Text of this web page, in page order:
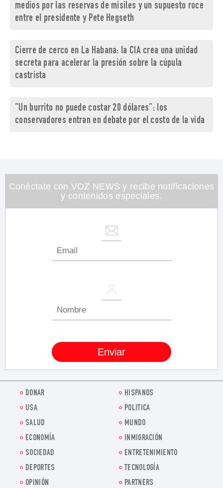
medios por las reservas de misiles y un supuesto roce
entre el presidente y Pete Hegseth
Cierre de cerco en La Habana: la CIA crea una unidad
secreta para acelerar la presión sobre la cúpula
castrista
“Un burrito no puede costar 20 dólares”: los
conservadores entran en debate por el costo de la vida
Conéctate con VOZ NEWS y recibe notificaciones
y contenidos especiales.
DONAR
HISPANOS
USA
POLITICA
SALUD
MUNDO
ECONOMÍA
INMIGRACIÓN
SOCIEDAD
ENTRETENIMIENTO
DEPORTES
TECNOLOGÍA
OPINIÓN
PARTNERS